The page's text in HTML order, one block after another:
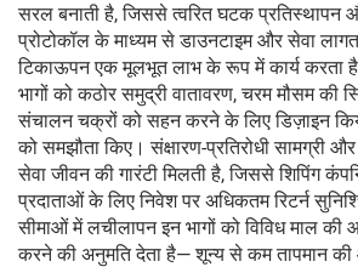
सरल बनाती है, जिससे त्वरित घटक प्रतिस्थापन
प्रोटोकॉल के माध्यम से डाउनटाइम और सेवा
टिकाऊपन एक मूलभूत लाभ के रूप में कार्य करता
भागों को कठोर समुद्री वातावरण, चरम मौसम की
संचालन चक्रों को सहन करने के लिए डिज़ाइन
को समझौता किए। संक्षारण-प्रतिरोधी सामग्री
सेवा जीवन की गारंटी मिलती है, जिससे शिपिंग
प्रदाताओं के लिए निवेश पर अधिकतम रिटर्न
सीमाओं में लचीलापन इन भागों को विविध माल
करने की अनुमति देता है— शून्य से कम तापमान